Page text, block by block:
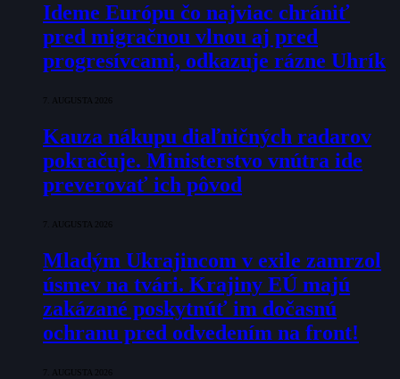
Ideme Európu čo najviac chrániť
pred migračnou vlnou aj pred
progresívcami, odkazuje rázne Uhrík
7. AUGUSTA 2026
Kauza nákupu diaľničných radarov
pokračuje. Ministerstvo vnútra ide
preverovať ich pôvod
7. AUGUSTA 2026
Mladým Ukrajincom v exile zamrzol
úsmev na tvári. Krajiny EÚ majú
zakázané poskytnúť im dočasnú
ochranu pred odvedením na front!
7. AUGUSTA 2026